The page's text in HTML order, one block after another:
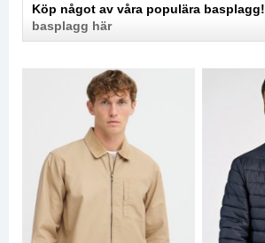
Köp något av våra populära basplagg!
basplagg här